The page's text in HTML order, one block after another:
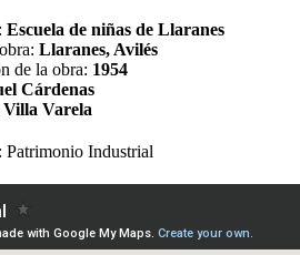
Escuela de niñas de Llaranes
Llaranes, Avilés
de la obra: 1954
Cárdenas
Varela
Patrimonio Industrial